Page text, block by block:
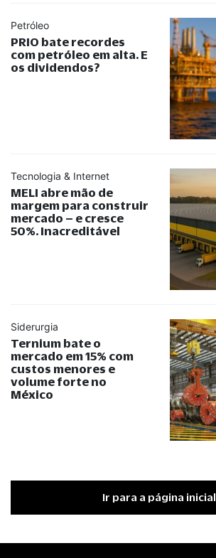
Petróleo
PRIO bate recordes
com petróleo em alta. E
os dividendos?
Tecnologia & Internet
MELI abre mão de
margem para construir
mercado – e cresce
50%. Inacreditável
Siderurgia
Ternium bate o
mercado em 15% com
custos menores e
volume forte no
México
Ir para a página inicial